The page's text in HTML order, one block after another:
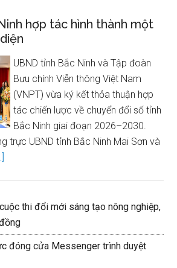
hợp tác hình thành một
UBND tỉnh Bắc Ninh và Tập đoàn
Bưu chính Viễn thông Việt Nam
(VNPT) vừa ký kết thỏa thuận hợp
tác chiến lược về chuyển đổi số tỉnh
Bắc Ninh giai đoạn 2026–2030.
trực UBND tỉnh Bắc Ninh Mai Sơn và
thi đổi mới sáng tạo nông nghiệp,
đóng cửa Messenger trình duyệt